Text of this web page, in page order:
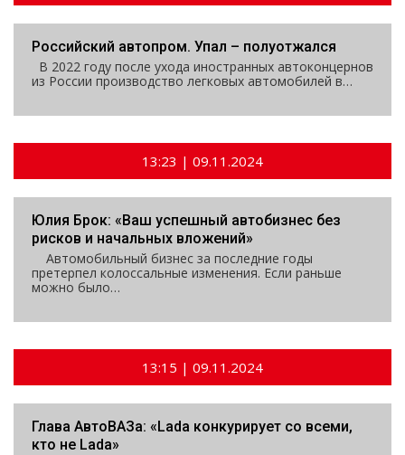
Российский автопром. Упал – полуотжался
В 2022 году после ухода иностранных автоконцернов
из России производство легковых автомобилей в…
13:23 | 09.11.2024
Юлия Брок: «Ваш успешный автобизнес без
рисков и начальных вложений»
Автомобильный бизнес за последние годы
претерпел колоссальные изменения. Если раньше
можно было…
13:15 | 09.11.2024
Глава АвтоВАЗа: «Lada конкурирует со всеми,
кто не Lada»